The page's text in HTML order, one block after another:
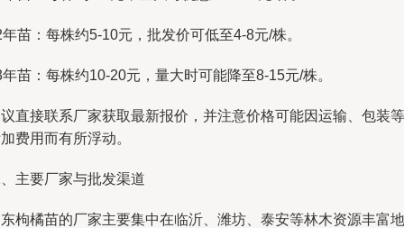
年苗：每株约5-10元，批发价可低至4-8元/株。
年苗：每株约10-20元，量大时可能降至8-15元/株。
直接联系厂家获取最新报价，并注意价格可能因运输、包装等
费用而有所浮动。
主要厂家与批发渠道
枸橘苗的厂家主要集中在临沂、潍坊、泰安等林木资源丰富地